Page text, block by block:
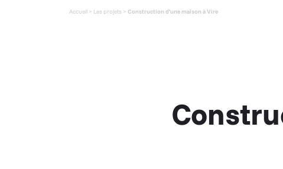
Accueil > Les projets > Construction d’une maison à Vire